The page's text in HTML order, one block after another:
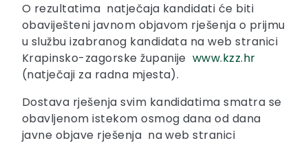
O rezultatima natječaja kandidati će biti
obaviješteni javnom objavom rješenja o prijmu
u službu izabranog kandidata na web stranici
Krapinsko-zagorske županije www.kzz.hr
(natječaji za radna mjesta).
Dostava rješenja svim kandidatima smatra se
obavljenom istekom osmog dana od dana
javne objave rješenja na web stranici